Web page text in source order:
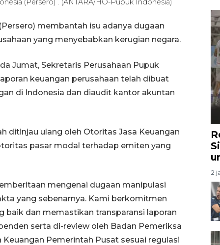
(Persero) . (ANTARA/HO-Pupuk Indonesia)
membantah isu adanya dugaan
yang menyebabkan kerugian negara.
Jumat, Sekretaris Perusahaan Pupuk
keuangan perusahaan telah dibuat
di Indonesia dan diaudit kantor akuntan
ditinjau ulang oleh Otoritas Jasa Keuangan
pasar modal terhadap emiten yang
mengenai dugaan manipulasi
yang sebenarnya. Kami berkomitmen
baik dan memastikan transparansi laporan
serta di-review oleh Badan Pemeriksa
Pemerintah Pusat sesuai regulasi
2